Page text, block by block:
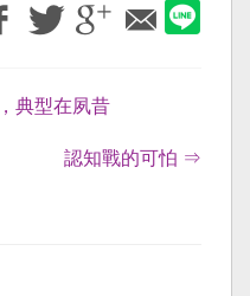
典型在夙昔
認知戰的可怕 ⇒